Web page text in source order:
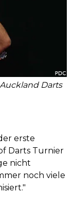
Darts
erste
Darts Turnier
nicht
noch viele